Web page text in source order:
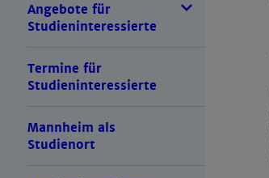
Angebote für
Studieninteressierte
Termine für
Studieninteressierte
Mannheim als
Studienort